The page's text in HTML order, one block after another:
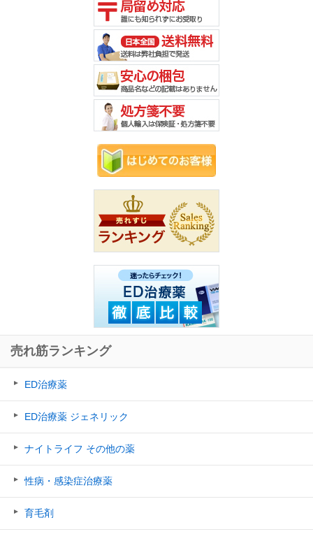
売れ筋ランキング
ED治療薬
ED治療薬 ジェネリック
ナイトライフ その他の薬
性病・感染症治療薬
育毛剤